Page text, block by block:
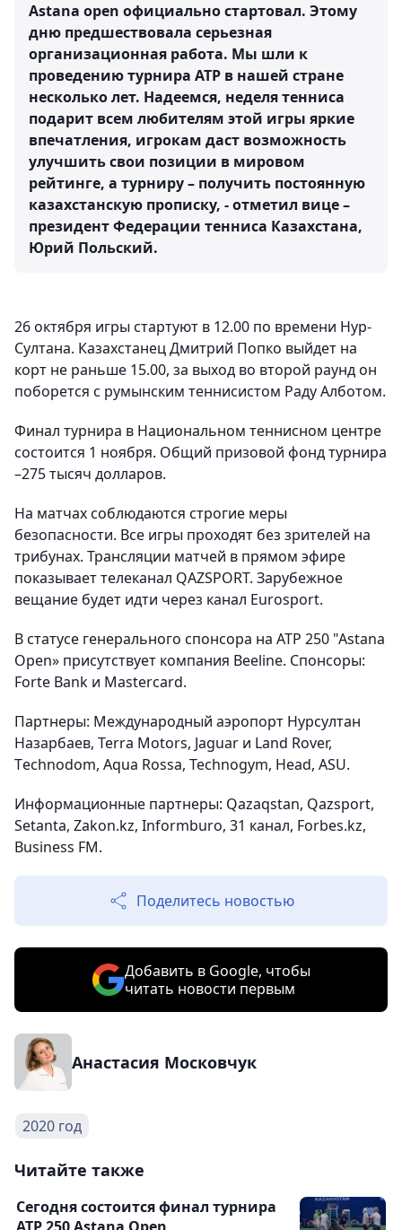
Astana open официально стартовал. Этому
дню предшествовала серьезная
организационная работа. Мы шли к
проведению турнира ATP в нашей стране
несколько лет. Надеемся, неделя тенниса
подарит всем любителям этой игры яркие
впечатления, игрокам даст возможность
улучшить свои позиции в мировом
рейтинге, а турниру – получить постоянную
казахстанскую прописку, - отметил вице –
президент Федерации тенниса Казахстана,
Юрий Польский.
26 октября игры стартуют в 12.00 по времени Нур-
Султана. Казахстанец Дмитрий Попко выйдет на
корт не раньше 15.00, за выход во второй раунд он
поборется с румынским теннисистом Раду Алботом.
Финал турнира в Национальном теннисном центре
состоится 1 ноября. Общий призовой фонд турнира
–275 тысяч долларов.
На матчах соблюдаются строгие меры
безопасности. Все игры проходят без зрителей на
трибунах. Трансляции матчей в прямом эфире
показывает телеканал QAZSPORT. Зарубежное
вещание будет идти через канал Eurosport.
В статусе генерального спонсора на ATP 250 "Astana
Open» присутствует компания Beeline. Спонсоры:
Forte Bank и Mastercard.
Партнеры: Международный аэропорт Нурсултан
Назарбаев, Terra Motors, Jaguar и Land Rover,
Тeсhnodom, Aqua Rossa, Technogym, Нead, ASU.
Информационные партнеры: Qazaqstan, Qazsport,
Setanta, Zakon.kz, Informburo, 31 канал, Forbes.kz,
Business FM.
Поделитесь новостью
Добавить в Google, чтобы
читать новости первым
Анастасия Московчук
2020 год
Читайте также
Сегодня состоится финал турнира